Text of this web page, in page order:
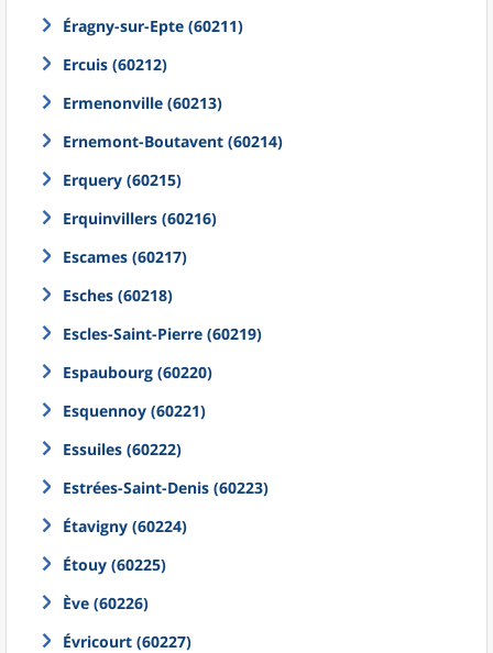
Éragny-sur-Epte (60211)
Ercuis (60212)
Ermenonville (60213)
Ernemont-Boutavent (60214)
Erquery (60215)
Erquinvillers (60216)
Escames (60217)
Esches (60218)
Escles-Saint-Pierre (60219)
Espaubourg (60220)
Esquennoy (60221)
Essuiles (60222)
Estrées-Saint-Denis (60223)
Étavigny (60224)
Étouy (60225)
Ève (60226)
Évricourt (60227)